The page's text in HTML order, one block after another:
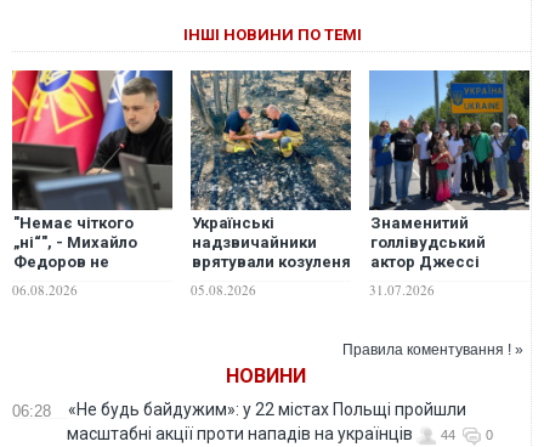
ІНШІ НОВИНИ ПО ТЕМІ
"Немає чіткого
„ні“", - Михайло
Федоров не
повернення на
06.08.2026
Українські
надзвичайники
врятували козуленя
масштабної лісової
05.08.2026
Знаменитий
голлівудський
актор Джессі
волонтерить на
31.07.2026
Правила коментування ! »
НОВИНИ
06:28
«Не будь байдужим»: у 22 містах Польщі пройшли
масштабні акції проти нападів на українців
44 0